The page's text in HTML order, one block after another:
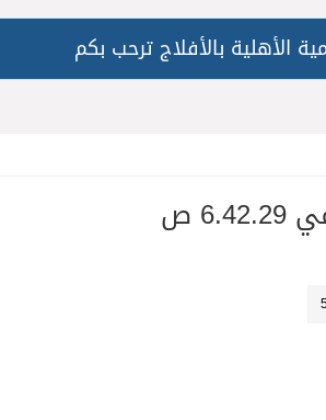
الأهلية بالأفلاج ترحب بكم